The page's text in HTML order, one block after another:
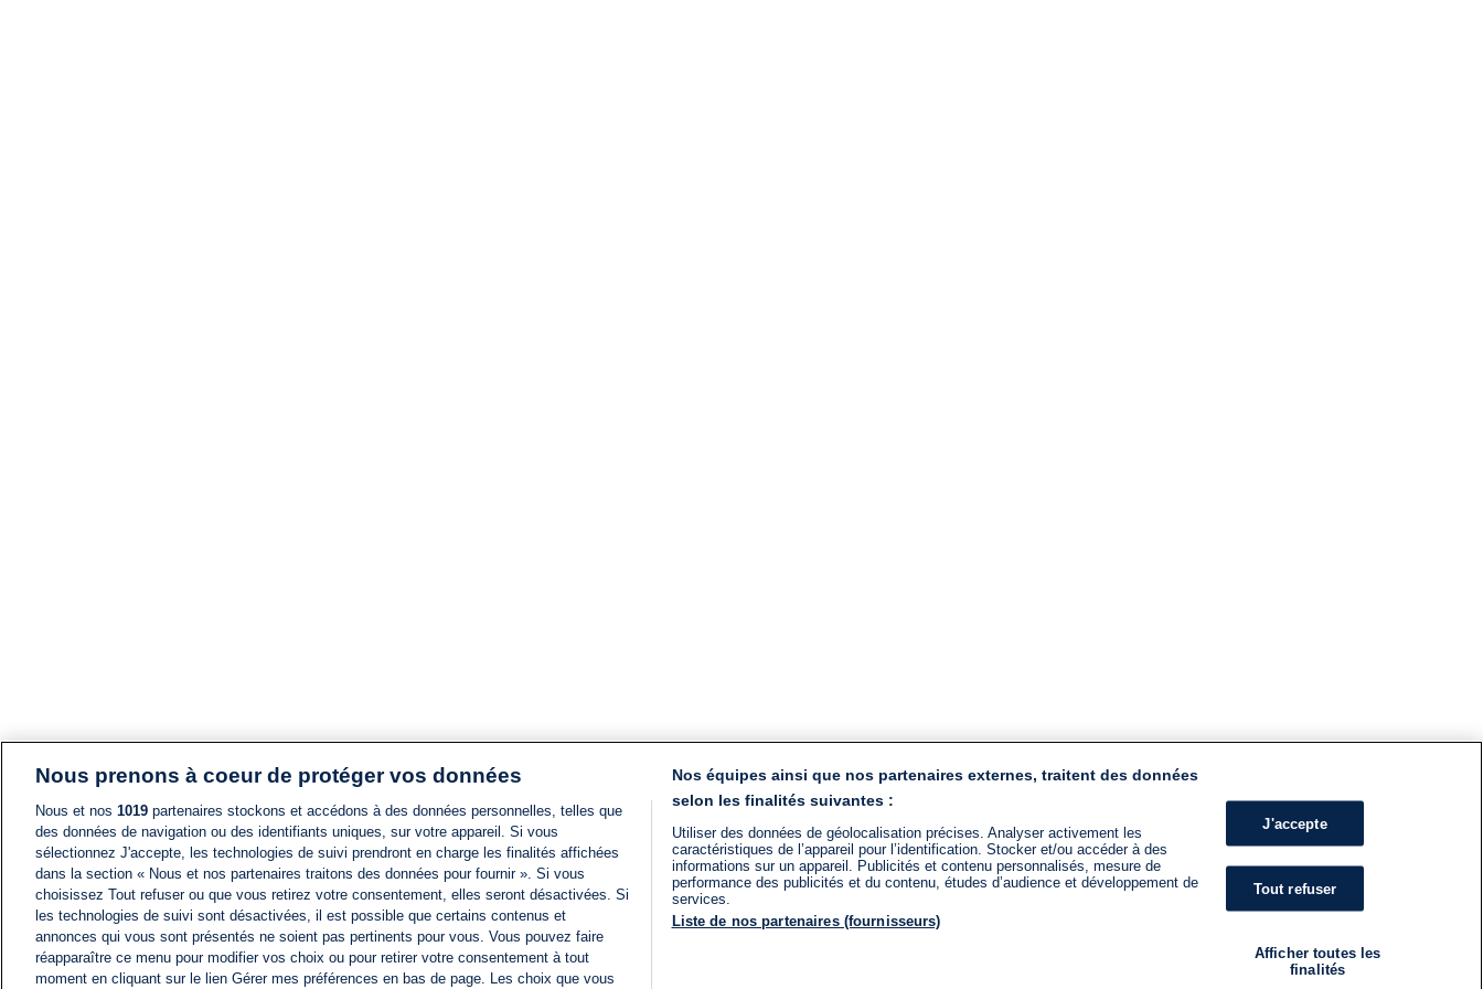
Nous prenons à coeur de protéger vos données
Nous et nos 1019 partenaires stockons et accédons à des données personnelles, telles que
des données de navigation ou des identifiants uniques, sur votre appareil. Si vous
sélectionnez J'accepte, les technologies de suivi prendront en charge les finalités affichées
dans la section « Nous et nos partenaires traitons des données pour fournir ». Si vous
choisissez Tout refuser ou que vous retirez votre consentement, elles seront désactivées. Si
les technologies de suivi sont désactivées, il est possible que certains contenus et
annonces qui vous sont présentés ne soient pas pertinents pour vous. Vous pouvez faire
réapparaître ce menu pour modifier vos choix ou pour retirer votre consentement à tout
moment en cliquant sur le lien Gérer mes préférences en bas de page. Les choix que vous
Nos équipes ainsi que nos partenaires externes, traitent des données
selon les finalités suivantes :
Utiliser des données de géolocalisation précises. Analyser activement les
caractéristiques de l’appareil pour l’identification. Stocker et/ou accéder à des
informations sur un appareil. Publicités et contenu personnalisés, mesure de
performance des publicités et du contenu, études d’audience et développement de
services.
Liste de nos partenaires (fournisseurs)
J'accepte
Tout refuser
Afficher toutes les
finalités